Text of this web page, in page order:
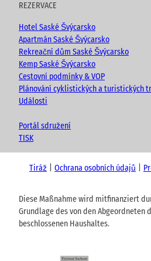
REZERVACE
Hotel Saské Švýcarsko
Apartmán Saské Švýcarsko
Rekreační dům Saské Švýcarsko
Kemp Saské Švýcarsko
Cestovní podmínky & VOP
Plánování cyklistických a turistických
Události
Portál sdružení
TISK
Tiráž Ochrana osobních údajů
Diese Maßnahme wird mitfinanziert
Grundlage des von den Abgeordneten
beschlossenen Haushaltes.